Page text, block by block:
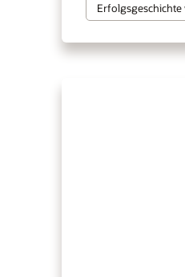
Erfolgsgeschichte